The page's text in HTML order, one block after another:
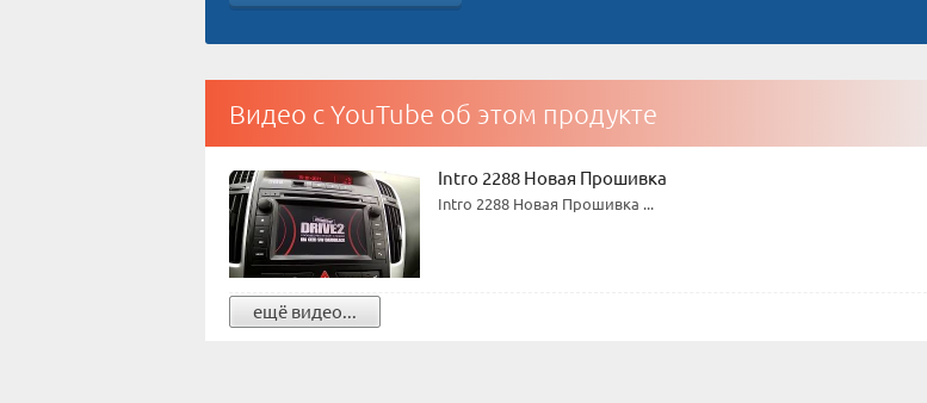
Видео с YouTube об этом продукте
Intro 2288 Новая Прошивка
Intro 2288 Новая Прошивка ...
ещё видео...